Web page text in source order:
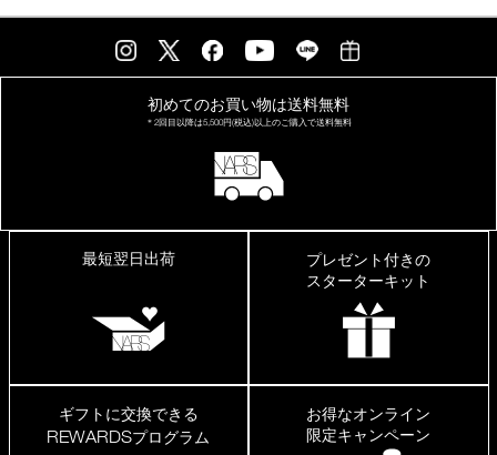
初めてのお買い物は送料無料
＊2回目以降は5,500円(税込)以上の ご購入で送料無料
最短翌日出荷
プレゼント付きの
スターターキット
ギフトに交換できる
REWARDSプログラム
お得なオンライン
限定キャンペーン